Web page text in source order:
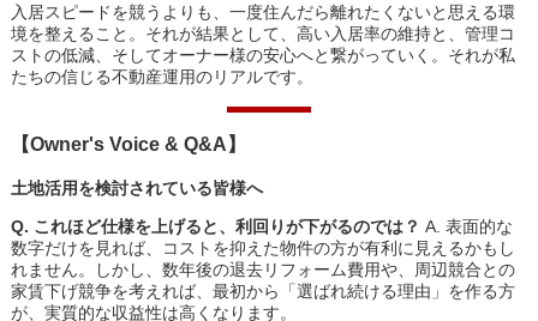
入居スピードを競うよりも、一度住んだら離れたくないと思える環
境を整えること。それが結果として、高い入居率の維持と、管理コ
ストの低減、そしてオーナー様の安心へと繋がっていく。それが私
たちの信じる不動産運用のリアルです。
【Owner's Voice & Q&A】
土地活用を検討されている皆様へ
Q. これほど仕様を上げると、利回りが下がるのでは？ A. 表面的な
数字だけを見れば、コストを抑えた物件の方が有利に見えるかもし
れません。しかし、数年後の退去リフォーム費用や、周辺競合との
家賃下げ競争を考えれば、最初から「選ばれ続ける理由」を作る方
が、実質的な収益性は高くなります。